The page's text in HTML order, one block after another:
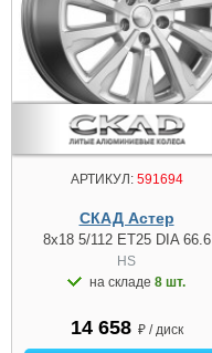
АРТИКУЛ:591694
СКАД Астер
8x18 5/112 ET25 DIA 66.6
HS
на складе 8 шт.
14 658 ₽ / диск